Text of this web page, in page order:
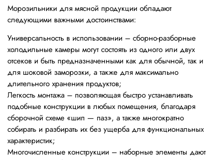
Морозильники для мясной продукции обладают
следующими важными достоинствами:
Универсальность в использовании – сборно-разборные
холодильные камеры могут состоять из одного или двух
отсеков и быть предназначенными как для обычной, так и
для шоковой заморозки, а также для максимально
длительного хранения продуктов;
Легкость монтажа – позволяющая быстро устанавливать
подобные конструкции в любых помещения, благодаря
сборочной схеме «шип — паз», а также многократно
собирать и разбирать их без ущерба для функциональных
характеристик;
Многочисленные конструкции – наборные элементы дают